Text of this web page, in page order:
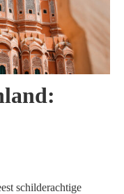
schilderachtige